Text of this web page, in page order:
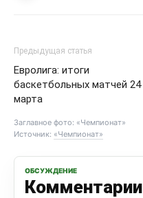
Предыдущая статья
Евролига: итоги
баскетбольных матчей 24
марта
Заглавное фото: «Чемпионат»
Источник: «Чемпионат»
ОБСУЖДЕНИЕ
Комментарии